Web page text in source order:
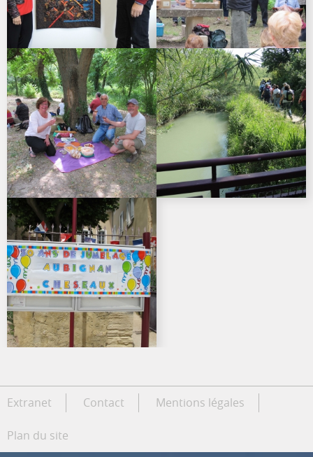
Extranet Contact Mentions légales
Plan du site